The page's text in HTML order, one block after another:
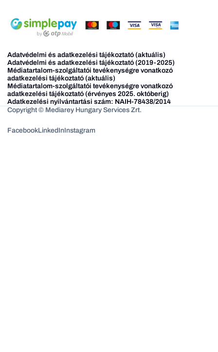
Adatvédelmi és adatkezelési tájékoztató (aktuális)
Adatvédelmi és adatkezelési tájékoztató (2019-2025)
Médiatartalom-szolgáltatói tevékenységre vonatkozó
adatkezelési tájékoztató (aktuális)
Médiatartalom-szolgáltatói tevékenységre vonatkozó
adatkezelési tájékoztató (érvényes 2025. októberig)
Adatkezelési nyilvántartási szám: NAIH-78438/2014
Copyright © Mediarey Hungary Services Zrt.
FacebookLinkedInInstagram